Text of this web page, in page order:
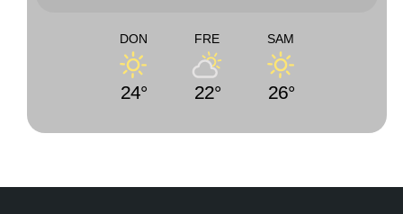
DON
24°
FRE
22°
SAM
26°